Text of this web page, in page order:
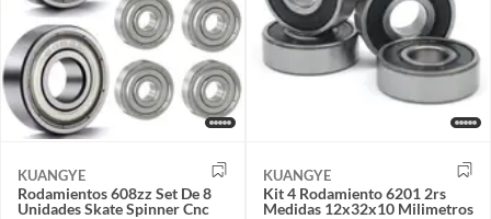
KUANGYE
Rodamientos 608zz Set De 8
Unidades Skate Spinner Cnc
KUANGYE
Kit 4 Rodamiento 6201 2rs
Medidas 12x32x10 Milimetros